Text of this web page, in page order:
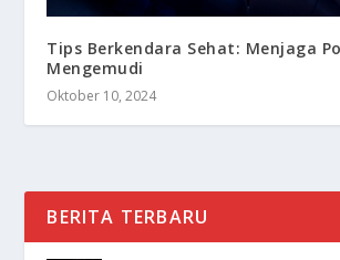
Tips Berkendara Sehat: Menjaga
Mengemudi
Oktober 10, 2024
BERITA TERBARU